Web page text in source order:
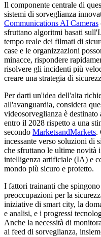
Il componente centrale di
sistemi di sorveglianza
Communications AI Cameras
sfruttano algoritmi basati
tempo reale dei filmati di
case e le organizzazioni
minacce, rispondere
risolvere gli incidenti più
creare una strategia di
Per darti un'idea dell'alta
all'avanguardia, considera
videosorveglianza è
entro il 2028 rispetto a una
secondo MarketsandMarkets.
incessante verso soluzioni di
che sfruttano le ultime novità
intelligenza artificiale (IA) e
mondo più sicuro e protetto.
I fattori trainanti che
preoccupazioni per la
iniziative di smart city, la
e analisi, e i progressi
Anche la necessità di
ai feed di sorveglianza,